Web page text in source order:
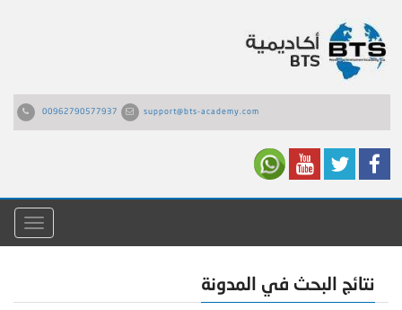
00962790577937 support@bts-academy.com
القائمة
نتائج البحث في المدونة